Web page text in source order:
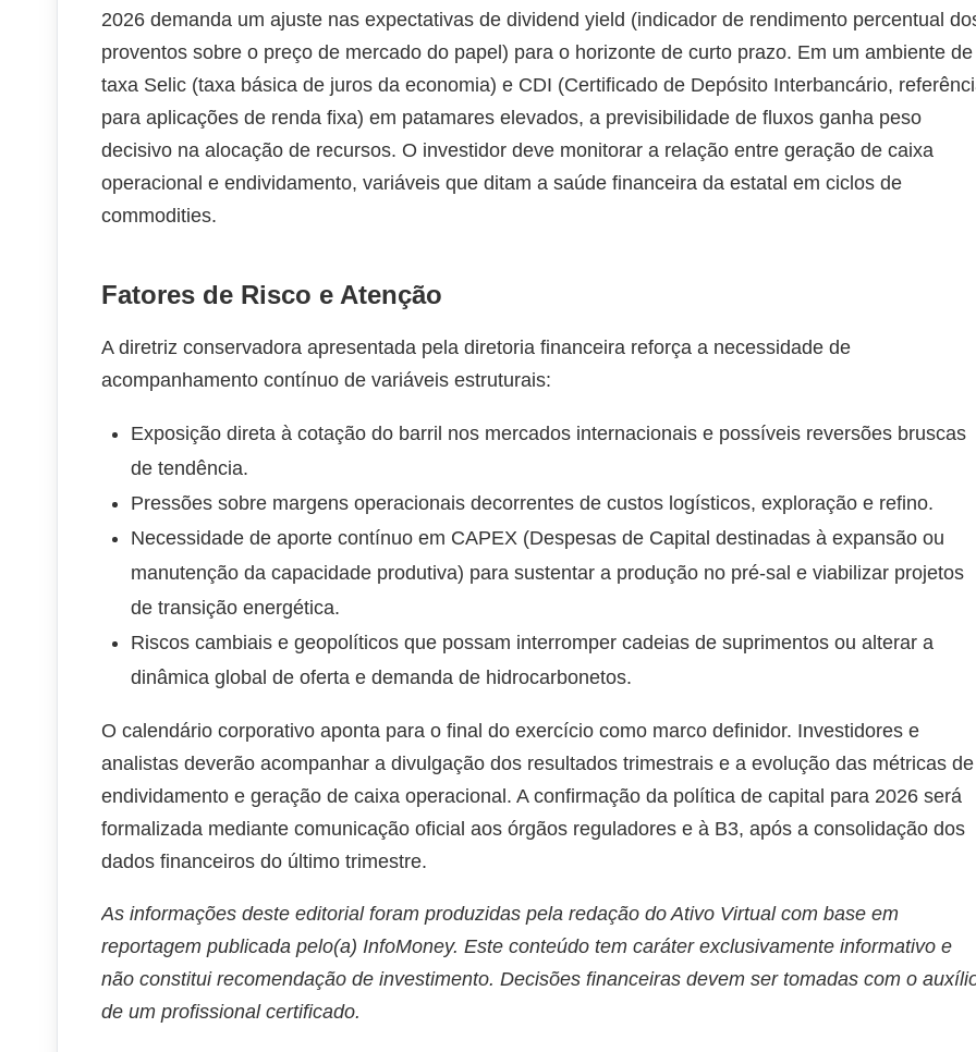
2026 demanda um ajuste nas expectativas de dividend yield (indicador de rendimento percentual
proventos sobre o preço de mercado do papel) para o horizonte de curto prazo. Em um ambiente de
taxa Selic (taxa básica de juros da economia) e CDI (Certificado de Depósito Interbancário,
para aplicações de renda fixa) em patamares elevados, a previsibilidade de fluxos ganha peso
decisivo na alocação de recursos. O investidor deve monitorar a relação entre geração de caixa
operacional e endividamento, variáveis que ditam a saúde financeira da estatal em ciclos de
commodities.
Fatores de Risco e Atenção
A diretriz conservadora apresentada pela diretoria financeira reforça a necessidade de
acompanhamento contínuo de variáveis estruturais:
Exposição direta à cotação do barril nos mercados internacionais e possíveis reversões bruscas
de tendência.
Pressões sobre margens operacionais decorrentes de custos logísticos, exploração e refino.
Necessidade de aporte contínuo em CAPEX (Despesas de Capital destinadas à expansão ou
manutenção da capacidade produtiva) para sustentar a produção no pré-sal e viabilizar projetos
de transição energética.
Riscos cambiais e geopolíticos que possam interromper cadeias de suprimentos ou alterar a
dinâmica global de oferta e demanda de hidrocarbonetos.
O calendário corporativo aponta para o final do exercício como marco definidor. Investidores e
analistas deverão acompanhar a divulgação dos resultados trimestrais e a evolução das métricas de
endividamento e geração de caixa operacional. A confirmação da política de capital para 2026 será
formalizada mediante comunicação oficial aos órgãos reguladores e à B3, após a consolidação dos
dados financeiros do último trimestre.
As informações deste editorial foram produzidas pela redação do Ativo Virtual com base em
reportagem publicada pelo(a) InfoMoney. Este conteúdo tem caráter exclusivamente informativo e
não constitui recomendação de investimento. Decisões financeiras devem ser tomadas com o
de um profissional certificado.